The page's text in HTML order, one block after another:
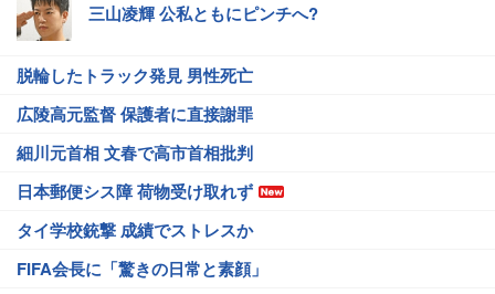
三山凌輝 公私ともにピンチへ?
脱輪したトラック発見 男性死亡
広陵高元監督 保護者に直接謝罪
細川元首相 文春で高市首相批判
日本郵便シス障 荷物受け取れず
タイ学校銃撃 成績でストレスか
FIFA会長に「驚きの日常と素顔」